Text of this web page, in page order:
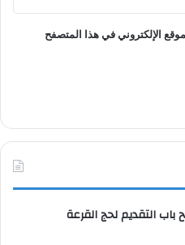
الإلكتروني في هذا المتصفح